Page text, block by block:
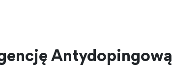
Antydopingową